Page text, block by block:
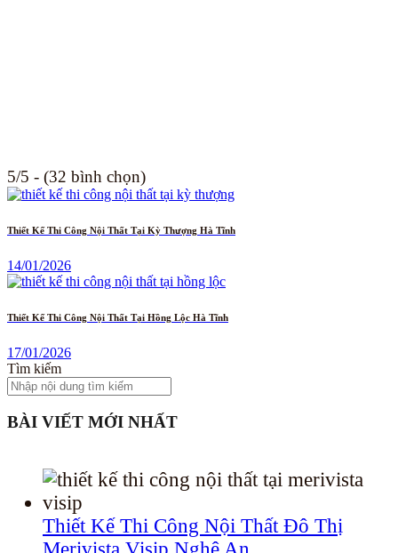
5/5 - (32 bình chọn)
Thiết Kế Thi Công Nội Thất Tại Kỳ Thượng Hà Tĩnh
14/01/2026
Thiết Kế Thi Công Nội Thất Tại Hồng Lộc Hà Tĩnh
17/01/2026
Tìm kiếm
BÀI VIẾT MỚI NHẤT
Thiết Kế Thi Công Nội Thất Đô Thị